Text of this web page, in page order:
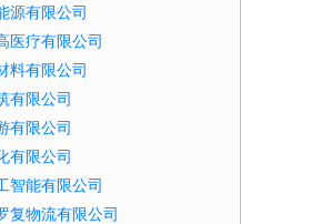
源有限公司
医疗有限公司
料有限公司
有限公司
有限公司
有限公司
智能有限公司
复物流有限公司